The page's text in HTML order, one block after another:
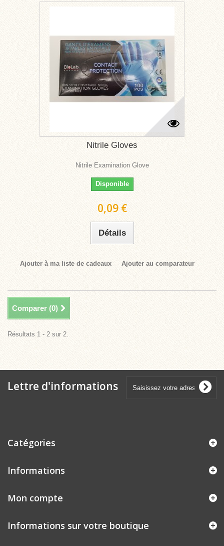
Nitrile Gloves
Nitrile Examination Glove
Disponible
0,09 €
Détails
Ajouter à ma liste de cadeaux Ajouter au comparateur
Comparer (0)
Résultats 1 - 2 sur 2.
Lettre d'informations
Catégories
Informations
Mon compte
Informations sur votre boutique